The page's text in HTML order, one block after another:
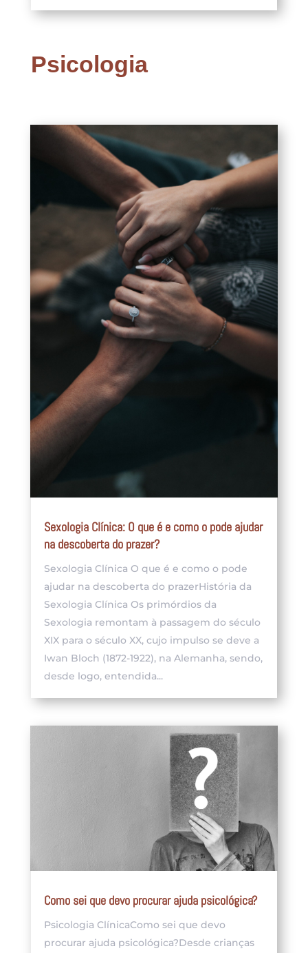
Psicologia
Sexologia Clínica: O que é e como o pode ajudar
na descoberta do prazer?
Sexologia Clínica O que é e como o pode
ajudar na descoberta do prazerHistória da
Sexologia Clínica Os primórdios da
Sexologia remontam à passagem do século
XIX para o século XX, cujo impulso se deve a
Iwan Bloch (1872-1922), na Alemanha, sendo,
desde logo, entendida...
Como sei que devo procurar ajuda psicológica?
Psicologia ClínicaComo sei que devo
procurar ajuda psicológica?Desde crianças